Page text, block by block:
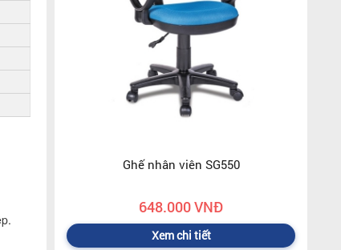
Ghế nhân viên SG550
648.000 VNĐ
Xem chi tiết